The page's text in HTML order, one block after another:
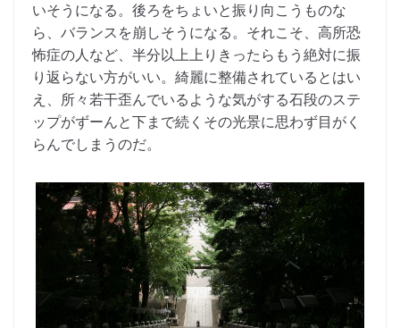
いそうになる。後ろをちょいと振り向こうものな
ら、バランスを崩しそうになる。それこそ、高所恐
怖症の人など、半分以上上りきったらもう絶対に振
り返らない方がいい。綺麗に整備されているとはい
え、所々若干歪んでいるような気がする石段のステ
ップがずーんと下まで続くその光景に思わず目がく
らんでしまうのだ。